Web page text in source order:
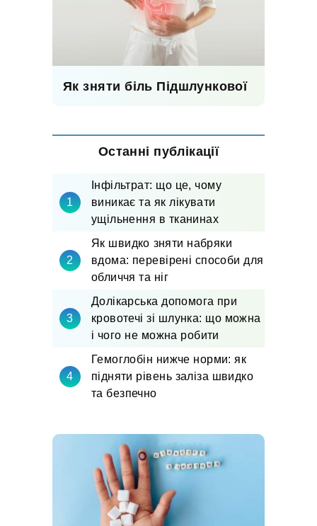
Як зняти біль Підшлункової
Останні публікації
Інфільтрат: що це, чому
виникає та як лікувати
ущільнення в тканинах
Як швидко зняти набряки
вдома: перевірені способи для
обличчя та ніг
Долікарська допомога при
кровотечі зі шлунка: що можна
і чого не можна робити
Гемоглобін нижче норми: як
підняти рівень заліза швидко
та безпечно